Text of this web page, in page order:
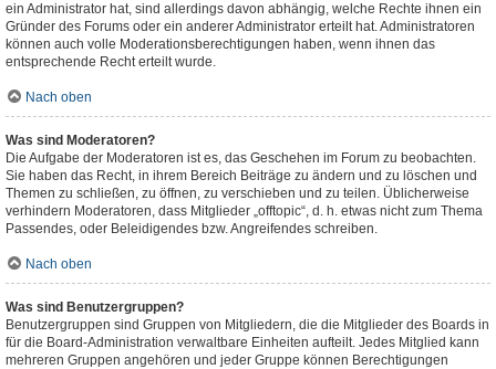
ein Administrator hat, sind allerdings davon abhängig, welche Rechte ihnen ein
Gründer des Forums oder ein anderer Administrator erteilt hat. Administratoren
können auch volle Moderationsberechtigungen haben, wenn ihnen das
entsprechende Recht erteilt wurde.
Nach oben
Was sind Moderatoren?
Die Aufgabe der Moderatoren ist es, das Geschehen im Forum zu beobachten.
Sie haben das Recht, in ihrem Bereich Beiträge zu ändern und zu löschen und
Themen zu schließen, zu öffnen, zu verschieben und zu teilen. Üblicherweise
verhindern Moderatoren, dass Mitglieder „offtopic“, d. h. etwas nicht zum Thema
Passendes, oder Beleidigendes bzw. Angreifendes schreiben.
Nach oben
Was sind Benutzergruppen?
Benutzergruppen sind Gruppen von Mitgliedern, die die Mitglieder des Boards in
für die Board-Administration verwaltbare Einheiten aufteilt. Jedes Mitglied kann
mehreren Gruppen angehören und jeder Gruppe können Berechtigungen